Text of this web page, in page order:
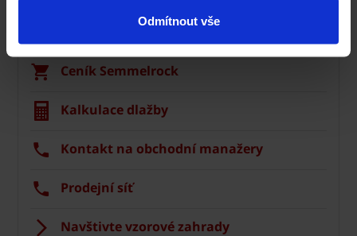
Odmítnout vše
Ceník Semmelrock
Kalkulace dlažby
Kontakt na obchodní manažery
Prodejní síť
Navštivte vzorové zahrady